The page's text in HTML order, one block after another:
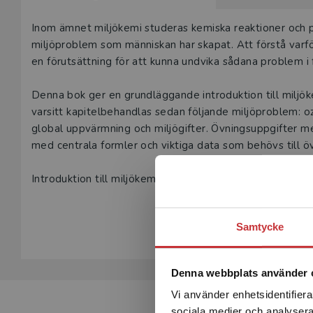
Samtycke
Denna webbplats använder
Vi använder
Beskrivning
Inom ämnet miljökemi studeras kemiska reaktioner
miljöproblem som människan har skapat. Att förstå
en förutsättning för att kunna undvika sådana problem i
Denna bok ger en grundläggande introduktion till
varsitt kapitelbehandlas sedan följande miljöproblem:
global uppvärmning och miljögifter. Övningsuppgifter
med centrala formler och viktiga data som behövs till
Introduktion till miljökemi vänder sig främst till
Visa hela